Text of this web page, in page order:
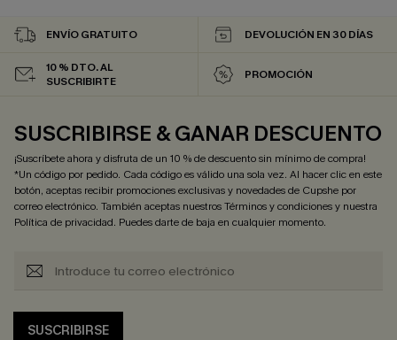
ENVÍO GRATUITO DEVOLUCIÓN EN 30 DÍAS
10 % DTO. AL
SUSCRIBIRTE
PROMOCIÓN
SUSCRIBIRSE & GANAR DESCUENTO
¡Suscríbete ahora y disfruta de un 10 % de descuento sin mínimo de compra!
*Un código por pedido. Cada código es válido una sola vez. Al hacer clic en este
botón, aceptas recibir promociones exclusivas y novedades de Cupshe por
correo electrónico. También aceptas nuestrosTérminos y condicionesy nuestra
Política de privacidad. Puedes darte de baja en cualquier momento.
SUSCRIBIRSE